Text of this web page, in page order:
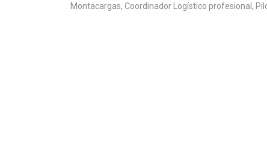
Montacargas, Coordinador Logístico profesional,